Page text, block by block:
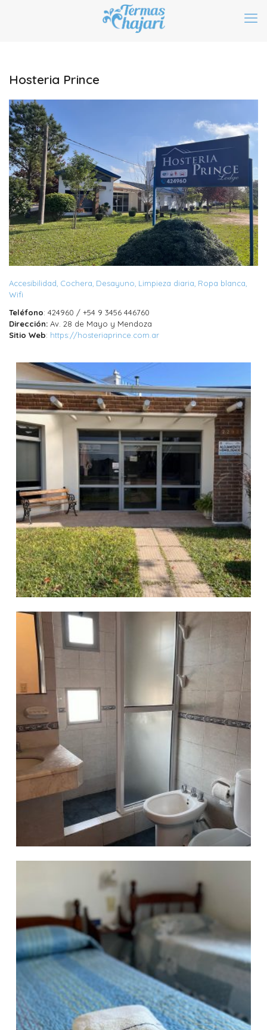
Hosteria Prince
Accesibilidad Cochera Desayuno Limpieza diaria Ropa blanca
Wifi
Teléfono: 424960 / +54 9 3456 446760
Dirección: Av. 28 de Mayo y Mendoza
Sitio Web: https://hosteriaprince.com.ar